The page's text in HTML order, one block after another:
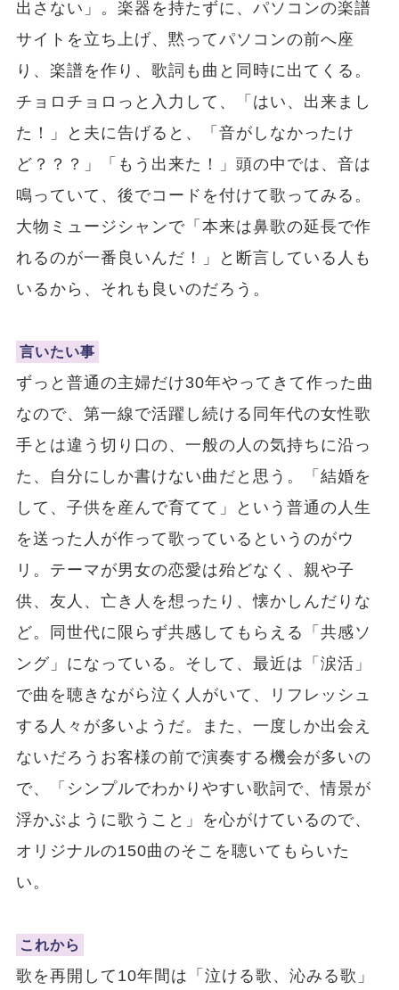
出さない」。楽器を持たずに、パソコンの楽譜
サイトを立ち上げ、黙ってパソコンの前へ座
り、楽譜を作り、歌詞も曲と同時に出てくる。
チョロチョロっと入力して、「はい、出来まし
た！」と夫に告げると、「音がしなかったけ
ど？？？」「もう出来た！」頭の中では、音は
鳴っていて、後でコードを付けて歌ってみる。
大物ミュージシャンで「本来は鼻歌の延長で作
れるのが一番良いんだ！」と断言している人も
いるから、それも良いのだろう。
言いたい事
ずっと普通の主婦だけ30年やってきて作った曲
なので、第一線で活躍し続ける同年代の女性歌
手とは違う切り口の、一般の人の気持ちに沿っ
た、自分にしか書けない曲だと思う。「結婚を
して、子供を産んで育てて」という普通の人生
を送った人が作って歌っているというのがウ
リ。テーマが男女の恋愛は殆どなく、親や子
供、友人、亡き人を想ったり、懐かしんだりな
ど。同世代に限らず共感してもらえる「共感ソ
ング」になっている。そして、最近は「涙活」
で曲を聴きながら泣く人がいて、リフレッシュ
する人々が多いようだ。また、一度しか出会え
ないだろうお客様の前で演奏する機会が多いの
で、「シンプルでわかりやすい歌詞で、情景が
浮かぶように歌うこと」を心がけているので、
オリジナルの150曲のそこを聴いてもらいた
い。
これから
歌を再開して10年間は「泣ける歌、沁みる歌」